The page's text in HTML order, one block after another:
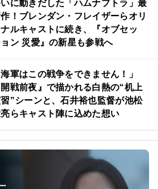
に動きだした「ハムナプトラ」最
！ブレンダン・フレイザーらオリ
ルキャストに続き、『オブセッ
ン 災愛』の新星も参戦へ
海軍はこの戦争をできません！」
開戦前夜』で描かれる白熱の“机上
”シーンと、石井裕也監督が池松
らキャスト陣に込めた想い